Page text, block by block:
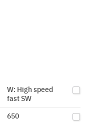
W: High speed
fast SW
650